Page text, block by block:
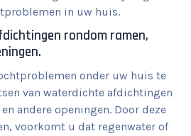
in uw huis.
rondom ramen,
onder uw huis te
van waterdichte afdichtingen
andere openingen. Door deze
voorkomt u dat regenwater of